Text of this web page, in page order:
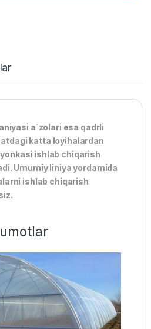
a`zolari esa qadrli
katta loyihalardan
ishlab chiqarish
Umumiy liniya yordamida
ishlab chiqarish